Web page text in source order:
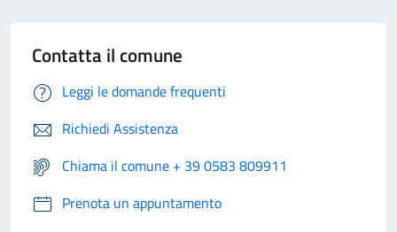
Contatta il comune
Leggi le domande frequenti
Richiedi Assistenza
Chiama il comune + 39 0583 809911
Prenota un appuntamento